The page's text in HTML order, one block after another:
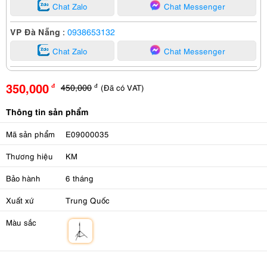
Chat Zalo Chat Messenger
VP Đà Nẵng : 0938653132
Chat Zalo Chat Messenger
350,000 đ 450,000 đ (Đã có VAT)
Thông tin sản phẩm
Mã sản phẩm E09000035
Thương hiệu KM
Bảo hành 6 tháng
Xuất xứ Trung Quốc
Màu sắc